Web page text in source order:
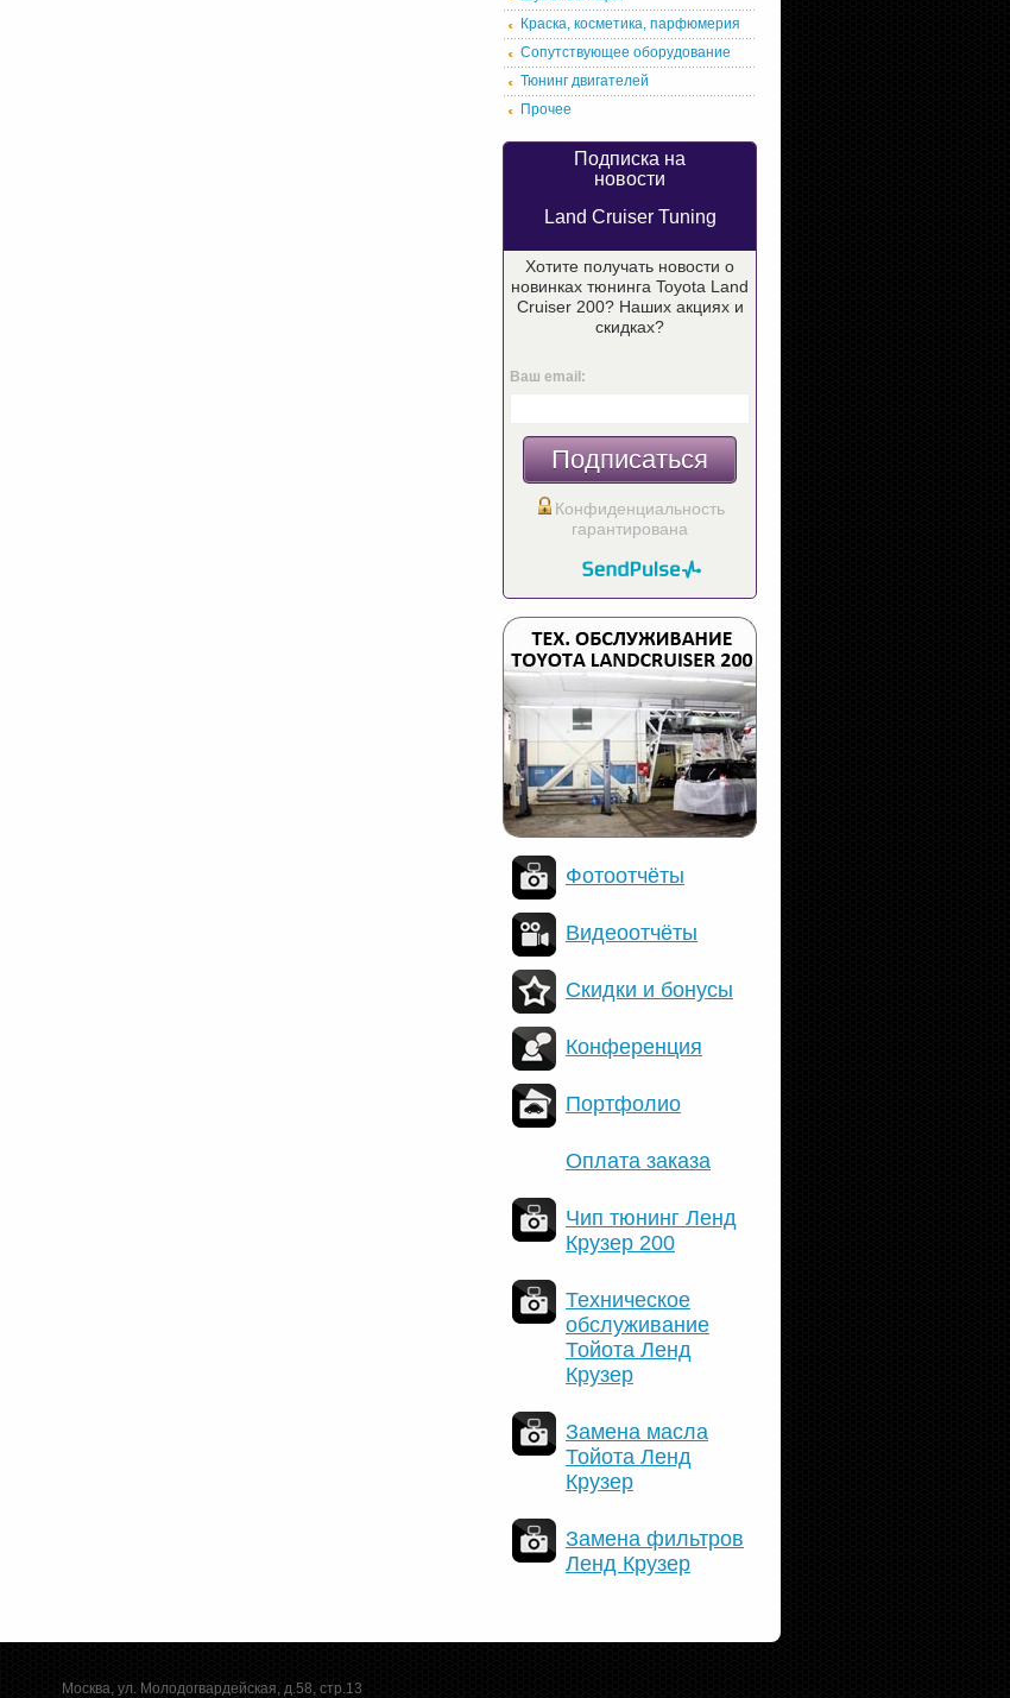
Краска, косметика, парфюмерия
Сопутствующее оборудование
Тюнинг двигателей
Прочее
Подписка на
новости
Land Cruiser Tuning
Хотите получать новости о
новинках тюнинга Toyota Land
Cruiser 200? Наших акциях и
скидках?
Ваш email:
Подписаться
Конфиденциальность
гарантирована
Фотоотчёты
Видеоотчёты
Скидки и бонусы
Конференция
Портфолио
Оплата заказа
Чип тюнинг Ленд
Крузер 200
Техническое
обслуживание
Тойота Ленд
Крузер
Замена масла
Тойота Ленд
Крузер
Замена фильтров
Ленд Крузер
Москва, ул. Молодогвардейская, д.58, стр.13